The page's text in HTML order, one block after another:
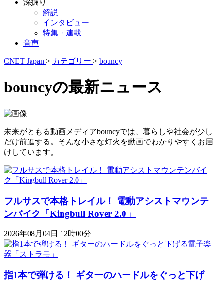
深掘り
解説
インタビュー
特集・連載
音声
CNET Japan > カテゴリー > bouncy
bouncyの最新ニュース
未来がともる動画メディアbouncyでは、暮らしや社会が少し
だけ前進する。そんな小さな灯火を動画でわかりやすくお届
けしています。
フルサスで本格トレイル！ 電動アシストマウンテ
ンバイク「Kingbull Rover 2.0」
2026年08月04日 12時00分
指1本で弾ける！ ギターのハードルをぐっと下げ